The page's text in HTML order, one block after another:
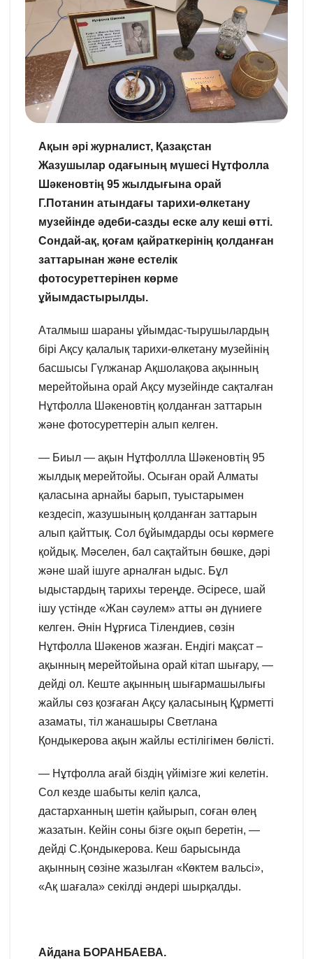
Ақын әрі журналист, Қазақстан
Жазушылар одағының мүшесі Нұтфолла
Шәкеновтің 95 жылдығына орай
Г.Потанин атындағы тарихи-өлкетану
музейінде әдеби-сазды еске алу кеші өтті.
Сондай-ақ, қоғам қайраткерінің қолданған
заттарынан және естелік
фотосуреттерінен көрме
ұйымдастырылды.
Аталмыш шараны ұйымдас-тырушылардың
бірі Ақсу қалалық тарихи-өлкетану музейінің
басшысы Гүлжанар Ақшолақова ақынның
мерейтойына орай Ақсу музейінде сақталған
Нұтфолла Шәкеновтің қолданған заттарын
және фотосуреттерін алып келген.
— Биыл — ақын Нұтфоллла Шәкеновтің 95
жылдық мерейтойы. Осыған орай Алматы
қаласына арнайы барып, туыстарымен
кездесіп, жазушының қолданған заттарын
алып қайттық. Сол бұйымдарды осы көрмеге
қойдық. Мәселен, бал сақтайтын бөшке, дәрі
және шай ішуге арналған ыдыс. Бұл
ыдыстардың тарихы тереңде. Әсіресе, шай
ішу үстінде «Жан сәулем» атты ән дүниеге
келген. Әнін Нұрғиса Тілендиев, сөзін
Нұтфолла Шәкенов жазған. Ендігі мақсат –
ақынның мерейтойына орай кітап шығару, —
дейді ол. Кеште ақынның шығармашылығы
жайлы сөз қозғаған Ақсу қаласының Құрметті
азаматы, тіл жанашыры Светлана
Қондыкерова ақын жайлы естілігімен бөлісті.
— Нұтфолла ағай біздің үйімізге жиі келетін.
Сол кезде шабыты келіп қалса,
дастарханның шетін қайырып, соған өлең
жазатын. Кейін соны бізге оқып беретін, —
дейді С.Қондыкерова. Кеш барысында
ақынның сөзіне жазылған «Көктем вальсі»,
«Ақ шағала» секілді әндері шырқалды.
Айдана БОРАНБАЕВА.